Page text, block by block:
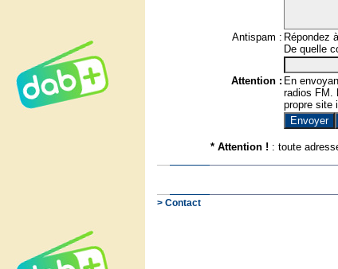
Antispam : Répondez
De quelle
Attention : En
radios FM.
propre site
* Attention ! : toute
> Contact